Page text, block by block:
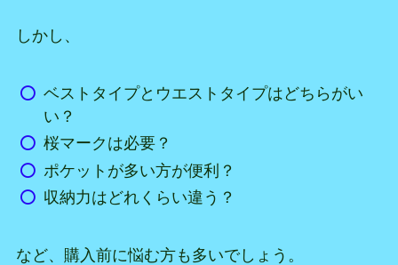
しかし、
ベストタイプとウエストタイプはどちらがい
い？
桜マークは必要？
ポケットが多い方が便利？
収納力はどれくらい違う？
など、購入前に悩む方も多いでしょう。